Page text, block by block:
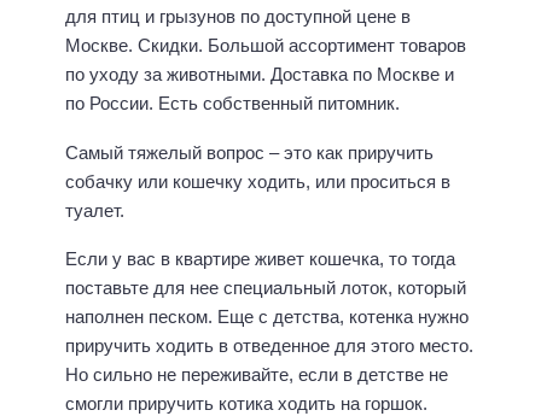
для птиц и грызунов по доступной цене в
Москве. Скидки. Большой ассортимент товаров
по уходу за животными. Доставка по Москве и
по России. Есть собственный питомник.
Самый тяжелый вопрос – это как приручить
собачку или кошечку ходить, или проситься в
туалет.
Если у вас в квартире живет кошечка, то тогда
поставьте для нее специальный лоток, который
наполнен песком. Еще с детства, котенка нужно
приручить ходить в отведенное для этого место.
Но сильно не переживайте, если в детстве не
смогли приручить котика ходить на горшок.